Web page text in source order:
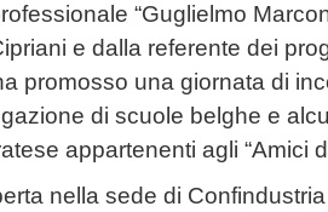
“Guglielmo
e dalla referente dei
promosso una giornata di
di scuole belghe e
appartenenti agli “Amici
nella sede di